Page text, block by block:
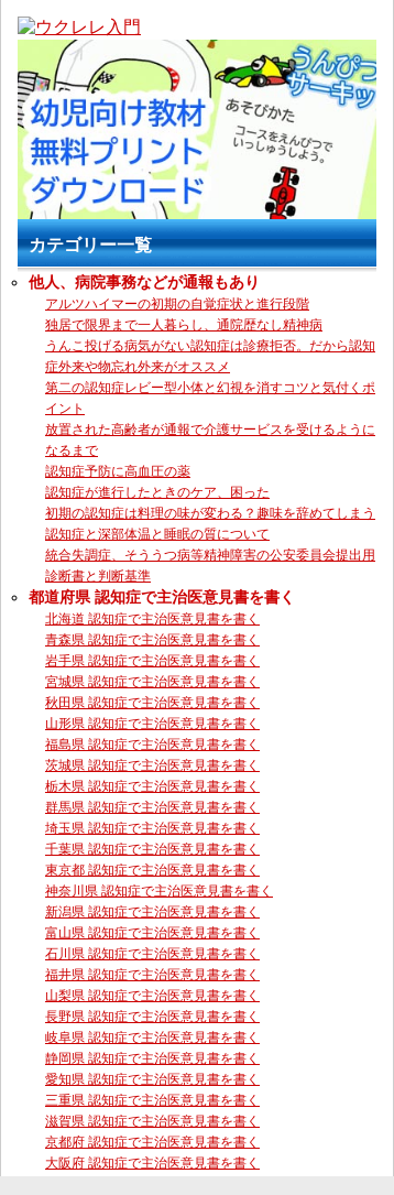
カテゴリー一覧
他人、病院事務などが通報もあり
アルツハイマーの初期の自覚症状と進行段階
独居で限界まで一人暮らし、通院歴なし精神病
うんこ投げる病気がない認知症は診療拒否。だから認知
症外来や物忘れ外来がオススメ
第二の認知症レビー型小体と幻視を消すコツと気付くポ
イント
放置された高齢者が通報で介護サービスを受けるように
なるまで
認知症予防に高血圧の薬
認知症が進行したときのケア、困った
初期の認知症は料理の味が変わる？趣味を辞めてしまう
認知症と深部体温と睡眠の質について
統合失調症、そううつ病等精神障害の公安委員会提出用
診断書と判断基準
都道府県 認知症で主治医意見書を書く
北海道 認知症で主治医意見書を書く
青森県 認知症で主治医意見書を書く
岩手県 認知症で主治医意見書を書く
宮城県 認知症で主治医意見書を書く
秋田県 認知症で主治医意見書を書く
山形県 認知症で主治医意見書を書く
福島県 認知症で主治医意見書を書く
茨城県 認知症で主治医意見書を書く
栃木県 認知症で主治医意見書を書く
群馬県 認知症で主治医意見書を書く
埼玉県 認知症で主治医意見書を書く
千葉県 認知症で主治医意見書を書く
東京都 認知症で主治医意見書を書く
神奈川県 認知症で主治医意見書を書く
新潟県 認知症で主治医意見書を書く
富山県 認知症で主治医意見書を書く
石川県 認知症で主治医意見書を書く
福井県 認知症で主治医意見書を書く
山梨県 認知症で主治医意見書を書く
長野県 認知症で主治医意見書を書く
岐阜県 認知症で主治医意見書を書く
静岡県 認知症で主治医意見書を書く
愛知県 認知症で主治医意見書を書く
三重県 認知症で主治医意見書を書く
滋賀県 認知症で主治医意見書を書く
京都府 認知症で主治医意見書を書く
大阪府 認知症で主治医意見書を書く